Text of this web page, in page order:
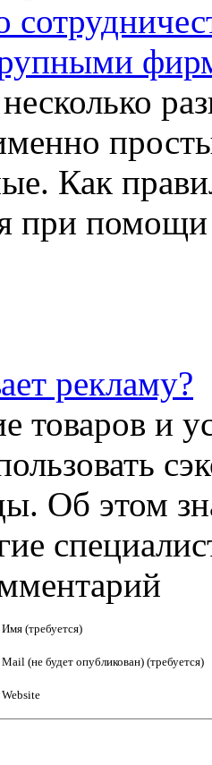
Как
при
рекламу?
товаров и
Об этом
Имя (требуется)
Mail (не будет опубликован) (требуется)
Website